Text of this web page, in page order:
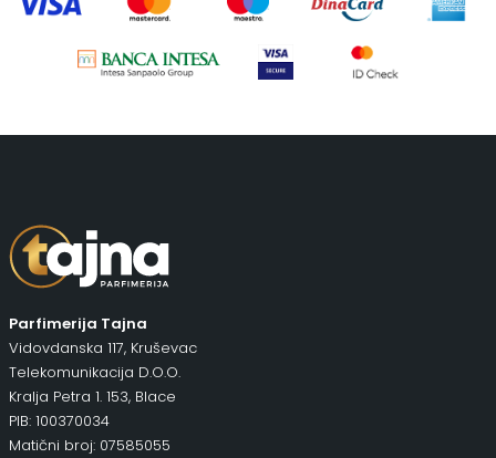
Parfimerija Tajna
Vidovdanska 117, Kruševac
Telekomunikacija D.O.O.
Kralja Petra 1. 153, Blace
PIB: 100370034
Matični broj: 07585055